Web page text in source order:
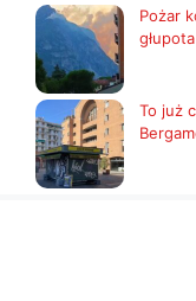
Pożar
głupota
To już